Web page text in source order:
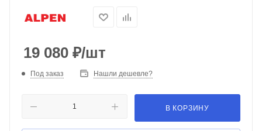
19 080 ₽/шт
Под заказ Нашли дешевле?
В КОРЗИНУ